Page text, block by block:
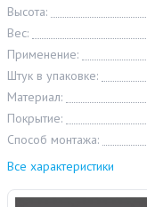
Высота:
Вес:
Применение:
Штук в упаковке:
Материал:
Покрытие:
Способ монтажа:
Все характеристики